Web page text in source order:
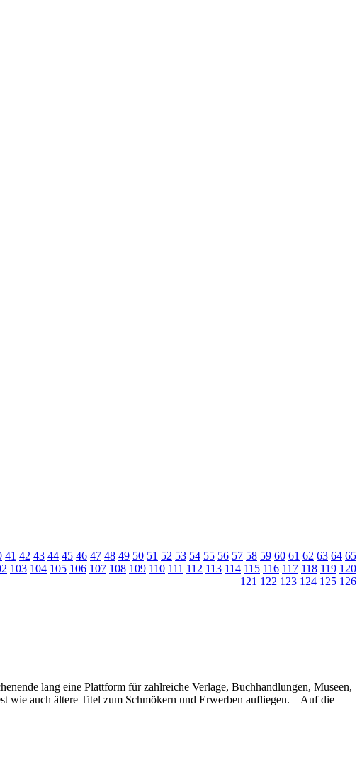
41 42 43 44 45 46 47 48 49 50 51 52 53 54 55 56 57 58 59 60 61 62 63 64 65
103 104 105 106 107 108 109 110 111 112 113 114 115 116 117 118 119 120
121 122 123 124 125 126
lang eine Plattform für zahlreiche Verlage, Buchhandlungen, Museen,
wie auch ältere Titel zum Schmökern und Erwerben aufliegen. – Auf die